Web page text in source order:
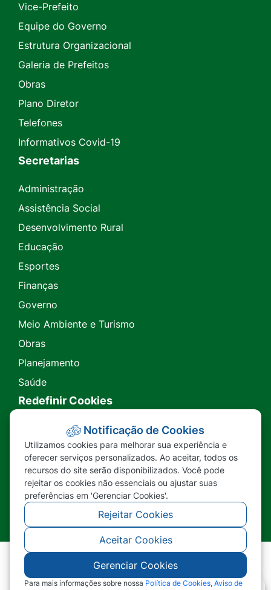
Vice-Prefeito
Equipe do Governo
Estrutura Organizacional
Galeria de Prefeitos
Obras
Plano Diretor
Telefones
Informativos Covid-19
Secretarias
Administração
Assistência Social
Desenvolvimento Rural
Educação
Esportes
Finanças
Governo
Meio Ambiente e Turismo
Obras
Planejamento
Saúde
Redefinir Cookies
Transparência
Ouvidoria
SIC
©2026 - Prefeitura Municipal de Nova Lacerda -
MT - Todos os direitos reservados
Notificação de Cookies
Utilizamos cookies para melhorar sua experiência e
oferecer serviços personalizados. Ao aceitar, todos os
recursos do site serão disponibilizados. Você pode
rejeitar os cookies não essenciais ou ajustar suas
preferências em 'Gerenciar Cookies'.
Rejeitar Cookies
Aceitar Cookies
Gerenciar Cookies
Para mais informações sobre nossa Política de Cookies, Aviso de